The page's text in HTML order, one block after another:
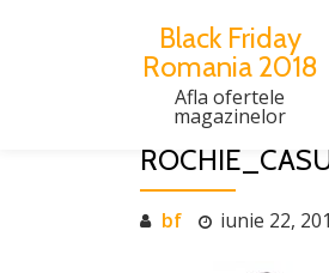
Black Friday
Romania 2018
Afla ofertele
magazinelor
bf iunie 22,